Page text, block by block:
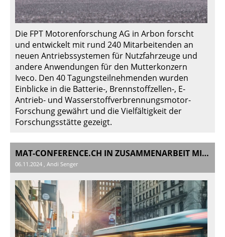
Die FPT Motorenforschung AG in Arbon forscht
und entwickelt mit rund 240 Mitarbeitenden an
neuen Antriebssystemen für Nutzfahrzeuge und
andere Anwendungen für den Mutterkonzern
Iveco. Den 40 Tagungsteilnehmenden wurden
Einblicke in die Batterie-, Brennstoffzellen-, E-
Antrieb- und Wasserstoffverbrennungsmotor-
Forschung gewährt und die Vielfältigkeit der
Forschungsstätte gezeigt.
MAT-CONFERENCE.CH IN ZUSAMMENARBEIT MIT SAE SWITZERLAND
06.11.2024 , Andi Senger